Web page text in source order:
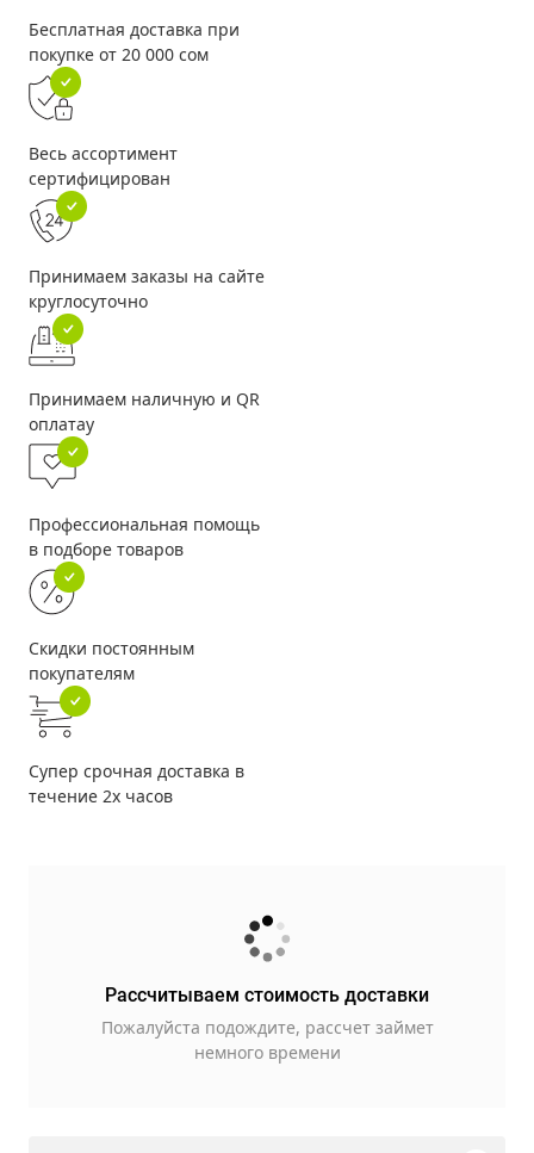
Бесплатная доставка при
покупке от 20 000 сом
Весь ассортимент
сертифицирован
Принимаем заказы на сайте
круглосуточно
Принимаем наличную и QR
оплатау
Профессиональная помощь
в подборе товаров
Скидки постоянным
покупателям
Супер срочная доставка в
течение 2х часов
Рассчитываем стоимость доставки
Пожалуйста подождите, рассчет займет
немного времени